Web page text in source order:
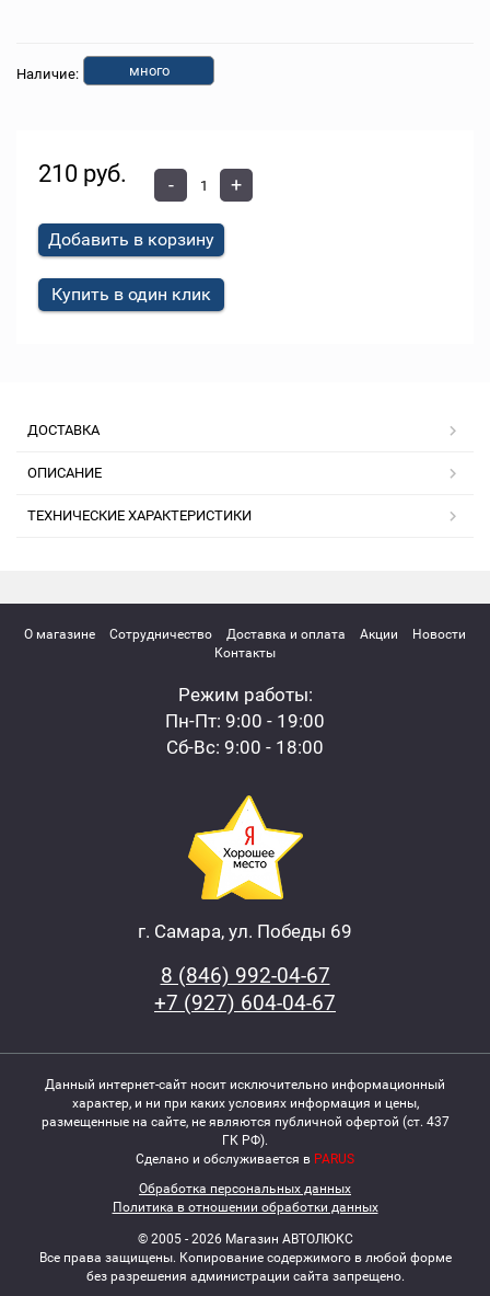
Наличие: много
210 руб. - +
Добавить в корзину
Купить в один клик
ДОСТАВКА
ОПИСАНИЕ
ТЕХНИЧЕСКИЕ ХАРАКТЕРИСТИКИ
О магазине Сотрудничество Доставка и оплата Акции
Новости
Контакты
Режим работы:
Пн-Пт: 9:00 - 19:00
Сб-Вс: 9:00 - 18:00
г. Самара, ул. Победы 69
8 (846) 992-04-67
+7 (927) 604-04-67
Данный интернет-сайт носит исключительно информационный
характер, и ни при каких условиях информация и цены,
размещенные на сайте, не являются публичной офертой (ст. 437
ГК РФ).
Сделано и обслуживается в PARUS
Обработка персональных данных
Политика в отношении обработки данных
© 2005 - 2026 Магазин АВТОЛЮКС
Все права защищены. Копирование содержимого в любой форме
без разрешения администрации сайта запрещено.